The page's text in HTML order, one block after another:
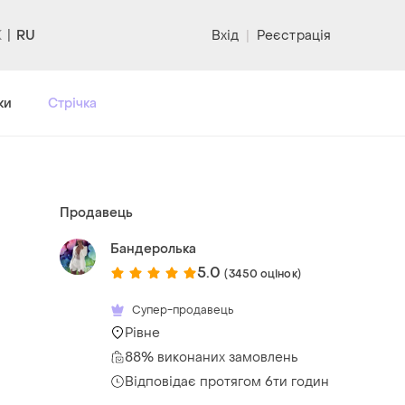
RU Вхід | Реєстрація
Стрічка
Продавець
Бандеролька
5.0 (3450 оцінок)
Супер-продавець
Рівне
88% виконаних замовлень
Відповідає протягом 6ти годин